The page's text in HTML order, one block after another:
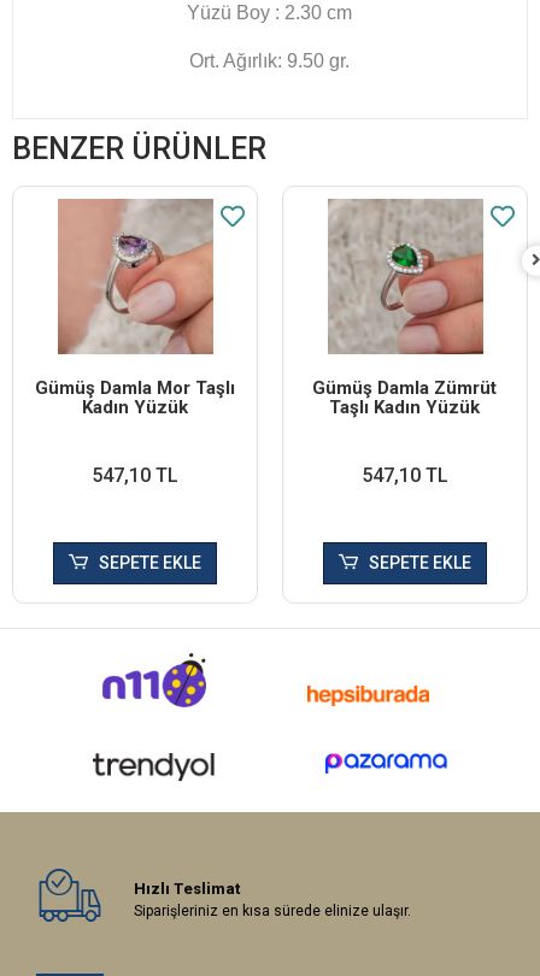
Yüzü Boy : 2.30 cm
Ort. Ağırlık: 9.50 gr.
BENZER ÜRÜNLER
Gümüş Damla Mor Taşlı
Kadın Yüzük
547,10 TL
SEPETE EKLE
Gümüş Damla Zümrüt
Taşlı Kadın Yüzük
547,10 TL
SEPETE EKLE
Hızlı Teslimat
Siparişleriniz en kısa sürede elinize ulaşır.